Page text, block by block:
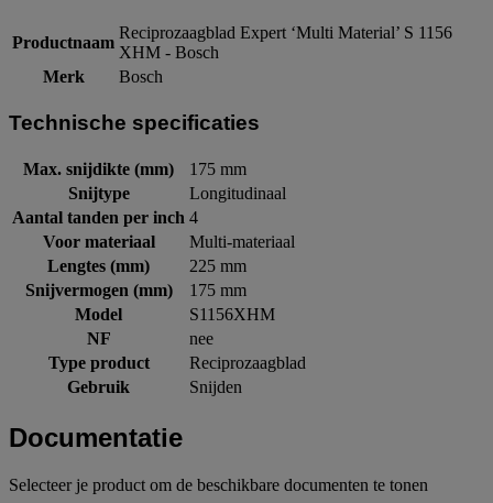
Productnaam
Reciprozaagblad Expert ‘Multi Material’ S 1156
XHM - Bosch
Merk
Bosch
Technische specificaties
Max. snijdikte (mm)
175 mm
Snijtype
Longitudinaal
Aantal tanden per inch 4
Voor materiaal
Multi-materiaal
Lengtes (mm)
225 mm
Snijvermogen (mm)
175 mm
Model
S1156XHM
NF
nee
Type product
Reciprozaagblad
Gebruik
Snijden
Documentatie
Selecteer je product om de beschikbare documenten te tonen